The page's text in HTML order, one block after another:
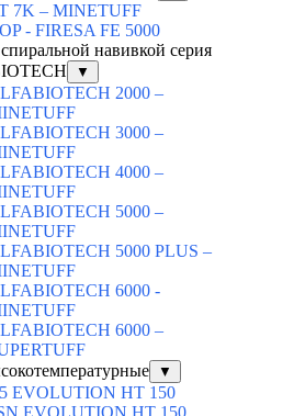
7K – MINETUFF
- FIRESA FE 5000
навивкой серия
▼
2000 –
3000 –
4000 –
5000 –
5000 PLUS –
6000 -
6000 –
▼
EVOLUTION HT 150